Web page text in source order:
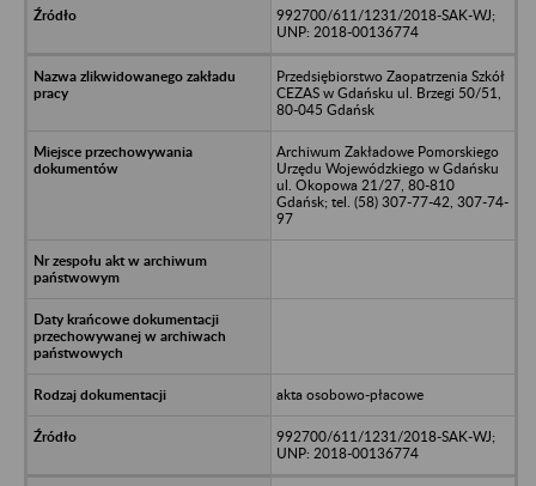
992700/611/1231/2018-SAK-WJ;
UNP: 2018-00136774
Przedsiębiorstwo Zaopatrzenia Szkół
CEZAS w Gdańsku ul. Brzegi 50/51,
80-045 Gdańsk
Archiwum Zakładowe Pomorskiego
Urzędu Wojewódzkiego w Gdańsku
ul. Okopowa 21/27, 80-810
Gdańsk; tel. (58) 307-77-42, 307-74-
97
akta osobowo-płacowe
992700/611/1231/2018-SAK-WJ;
UNP: 2018-00136774